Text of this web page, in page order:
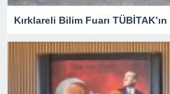
Kırklareli Bilim Fuarı